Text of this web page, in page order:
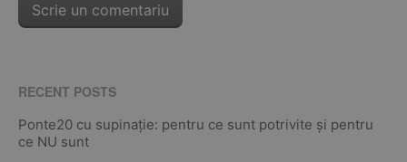
Scrie un comentariu
RECENT POSTS
Ponte20 cu supinație: pentru ce sunt potrivite și pentru
ce NU sunt